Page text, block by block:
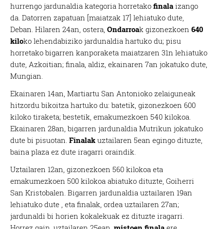
hurrengo jardunaldia kategoria horretakofinala izango
da. Datorren zapatuan [maiatzak 17] lehiatuko dute,
Deban. Hilaren 24an, ostera,Ondarroak gizonezkoen640
kiloko lehendabiziko jardunaldia hartuko du; pisu
horretako bigarren kanporaketa maiatzaren 31n lehiatuko
dute, Azkoitian; finala, aldiz, ekainaren 7an jokatuko dute,
Mungian.
Ekainaren 14an, Martiartu San Antonioko zelaiguneak
hitzordu bikoitza hartuko du: batetik, gizonezkoen 600
kiloko tiraketa; bestetik, emakumezkoen 540 kilokoa.
Ekainaren 28an, bigarren jardunaldia Mutrikun jokatuko
dute bi pisuotan.Finalak uztailaren 5ean egingo dituzte,
baina plaza ez dute iragarri oraindik.
Uztailaren 12an, gizonezkoen 560 kilokoa eta
emakumezkoen 500 kilokoa abiatuko dituzte, Goiherri
San Kristobalen. Bigarren jardunaldia uztailaren 19an
lehiatuko dute , eta finalak, ordea uztailaren 27an;
jardunaldi bi horien kokalekuak ez dituzte iragarri.